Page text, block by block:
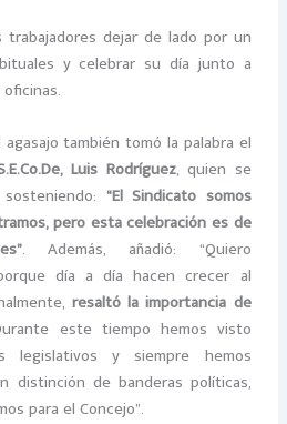
trabajadores dejar de lado por un
y celebrar su día junto a
también tomó la palabra el
Luis Rodríguez, quien se
“El Sindicato somos
pero esta celebración es de
. Además, añadió: “Quiero
día a día hacen crecer al
resaltó la importancia de
este tiempo hemos visto
legislativos y siempre hemos
distinción de banderas políticas,
para el Concejo”.